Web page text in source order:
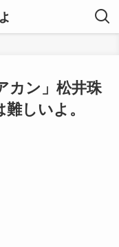
カン」松井珠
しいよ。